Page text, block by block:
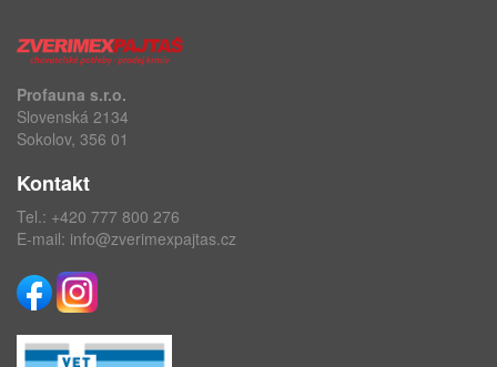
Profauna s.r.o.
Slovenská 2134
Sokolov, 356 01
Kontakt
Tel.: +420 777 800 276
E-mail: info@zverimexpajtas.cz